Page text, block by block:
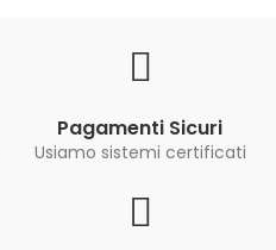
Pagamenti Sicuri
Usiamo sistemi certificati